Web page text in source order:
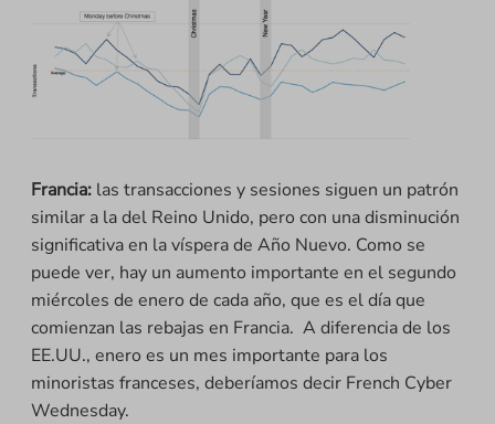
Francia: las transacciones y sesiones siguen un patrón
similar a la del Reino Unido, pero con una disminución
significativa en la víspera de Año Nuevo. Como se
puede ver, hay un aumento importante en el segundo
miércoles de enero de cada año, que es el día que
comienzan las rebajas en Francia. A diferencia de los
EE.UU., enero es un mes importante para los
minoristas franceses, deberíamos decir French Cyber
Wednesday.